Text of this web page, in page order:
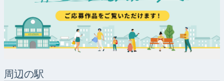
周辺の駅